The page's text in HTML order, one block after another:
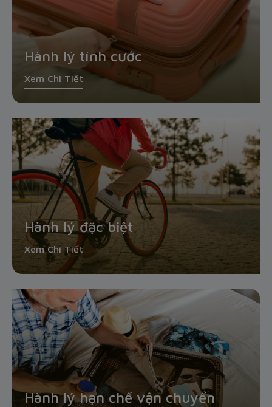
Hành lý tính cước
Xem Chi Tiết
Hành lý đặc biệt
Xem Chi Tiết
Hành lý hạn chế vận chuyển